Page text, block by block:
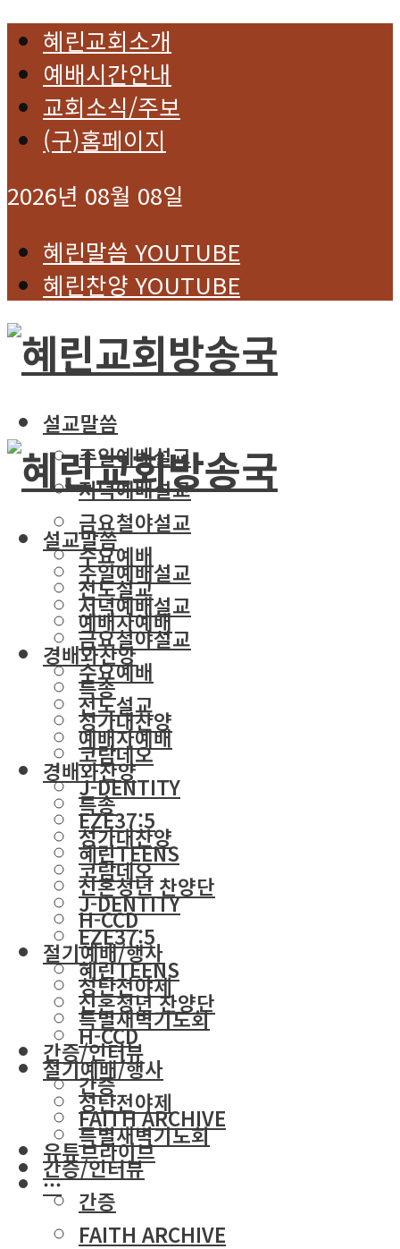
혜린교회소개
예배시간안내
교회소식/주보
(구)홈페이지
2026년 08월 08일
혜린말씀 YOUTUBE
혜린찬양 YOUTUBE
설교말씀
주일예배설교
저녁예배설교
금요철야설교
수요예배
전도설교
예배자예배
경배와찬양
특송
성가대찬양
코람데오
J-DENTITY
EZE37:5
혜린TEENS
신혼청년 찬양단
H-CCD
절기예배/행사
성탄전야제
특별새벽기도회
간증/인터뷰
간증
FAITH ARCHIVE
유튜브라이브
···
설교말씀
주일예배설교
저녁예배설교
금요철야설교
수요예배
전도설교
예배자예배
경배와찬양
특송
성가대찬양
코람데오
J-DENTITY
EZE37:5
혜린TEENS
신혼청년 찬양단
H-CCD
절기예배/행사
성탄전야제
특별새벽기도회
간증/인터뷰
간증
FAITH ARCHIVE